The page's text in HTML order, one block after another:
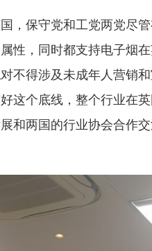
，保守党和工党两党尽
性，同时都支持电子烟
不得涉及未成年人营销
这个底线，整个行业在
和两国的行业协会合作